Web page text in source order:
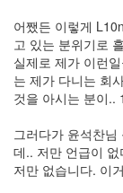
어쨌든 이렇게
고 있는 분위기로
실제로 제가 이런
는 제가 다니는 회
것을 아시는 분이..
그러다가 윤석찬
데.. 저만 언급이
저만 없습니다. 이